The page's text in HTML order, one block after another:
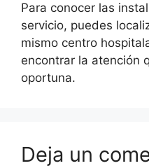
Para conocer las
servicio, puedes
mismo centro
encontrar la atención
oportuna.
Deja un